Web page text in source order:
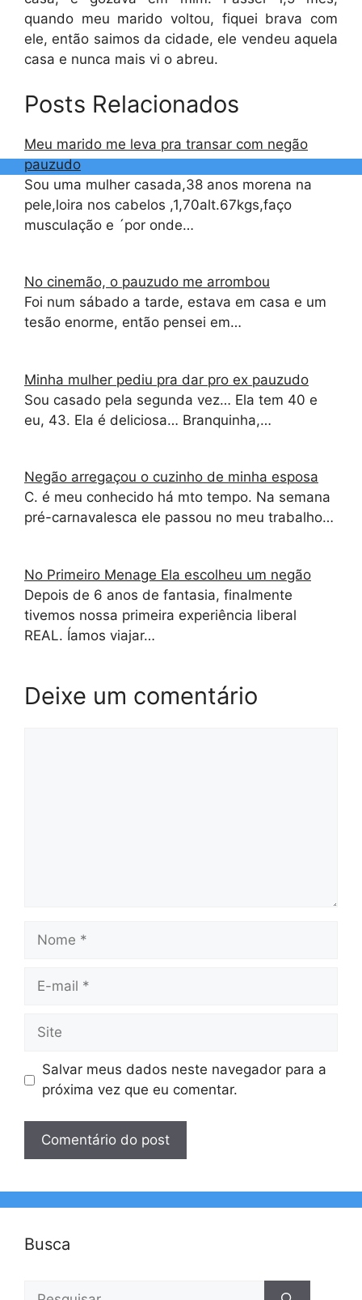
quando meu marido voltou, fiquei brava com
ele, então saimos da cidade, ele vendeu aquela
casa e nunca mais vi o abreu.
Posts Relacionados
Meu marido me leva pra transar com negão
pauzudo
Sou uma mulher casada,38 anos morena na
pele,loira nos cabelos ,1,70alt.67kgs,faço
musculação e ´por onde…
No cinemão, o pauzudo me arrombou
Foi num sábado a tarde, estava em casa e um
tesão enorme, então pensei em…
Minha mulher pediu pra dar pro ex pauzudo
Sou casado pela segunda vez… Ela tem 40 e
eu, 43. Ela é deliciosa… Branquinha,…
Negão arregaçou o cuzinho de minha esposa
C. é meu conhecido há mto tempo. Na semana
pré-carnavalesca ele passou no meu trabalho…
No Primeiro Menage Ela escolheu um negão
Depois de 6 anos de fantasia, finalmente
tivemos nossa primeira experiência liberal
REAL. Íamos viajar…
Deixe um comentário
Nome
Site
Salvar meus dados neste navegador para a
próxima vez que eu comentar.
Busca